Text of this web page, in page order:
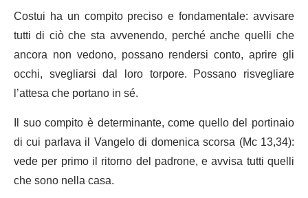
Costui ha un compito preciso e fondamentale: avvisare
tutti di ciò che sta avvenendo, perché anche quelli che
ancora non vedono, possano rendersi conto, aprire gli
occhi, svegliarsi dal loro torpore. Possano risvegliare
l’attesa che portano in sé.
Il suo compito è determinante, come quello del portinaio
di cui parlava il Vangelo di domenica scorsa (Mc 13,34):
vede per primo il ritorno del padrone, e avvisa tutti quelli
che sono nella casa.